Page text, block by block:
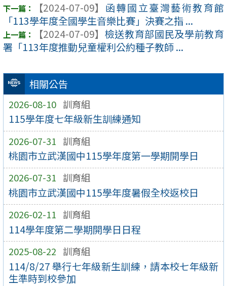
相關公告
2026-08-10 訓育組
115學年度七年級新生訓練通知
2026-07-31 訓育組
桃園市立武漢國中115學年度第一學期開學日
2026-07-31 訓育組
桃園市立武漢國中115學年度暑假全校返校日
2026-02-11 訓育組
114學年度第二學期開學日日程
2025-08-22 訓育組
114/8/27 舉行七年級新生訓練，請本校七年級新
生準時到校參加
【2024-07-09】 函轉國立臺灣藝術教育館
「113學年度全國學生音樂比賽」決賽之指 ...
【2024-07-09】 檢送教育部國民及學前教育
署「113年度推動兒童權利公約種子教師 ...